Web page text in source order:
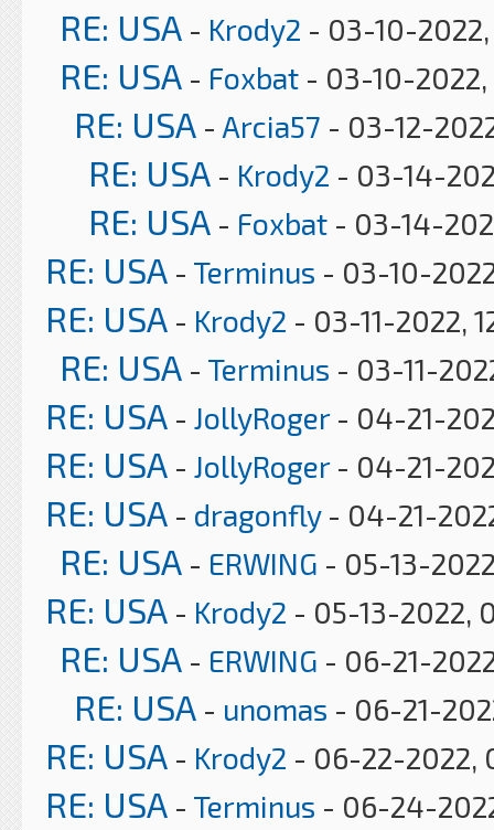
RE: USA - Krody2 - 03-10-
RE: USA - Foxbat - 03-10-2022,
RE: USA - Arcia57 - 03-12-
RE: USA - Krody2 - 03-14-
RE: USA - Foxbat - 03-14-
RE: USA - Terminus - 03-10-
RE: USA - Krody2 - 03-11-2022,
RE: USA - Terminus - 03-11-
RE: USA - JollyRoger- 04-21-
RE: USA - JollyRoger- 04-21-
RE: USA - dragonfly- 04-21-
RE: USA - ERWING - 05-13-
RE: USA - Krody2 - 05-13-2022,
RE: USA - ERWING - 06-21-
RE: USA - unomas - 06-21-
RE: USA - Krody2 - 06-22-2022,
RE: USA - Terminus - 06-24-